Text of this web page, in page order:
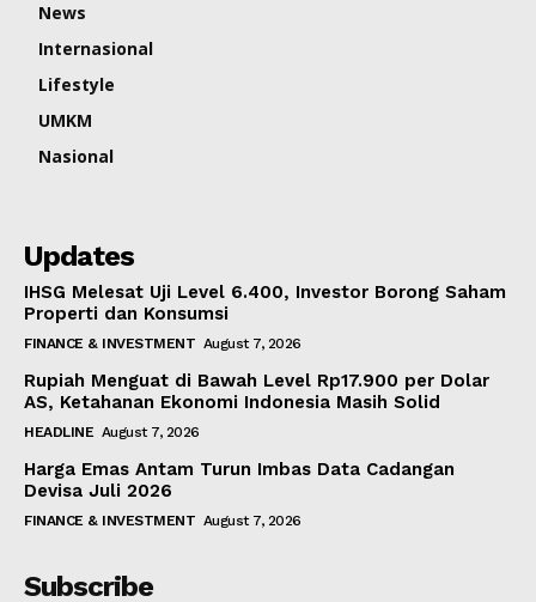
News
Internasional
Lifestyle
UMKM
Nasional
Updates
IHSG Melesat Uji Level 6.400, Investor Borong Saham
Properti dan Konsumsi
FINANCE & INVESTMENT August 7, 2026
Rupiah Menguat di Bawah Level Rp17.900 per Dolar
AS, Ketahanan Ekonomi Indonesia Masih Solid
HEADLINE August 7, 2026
Harga Emas Antam Turun Imbas Data Cadangan
Devisa Juli 2026
FINANCE & INVESTMENT August 7, 2026
Subscribe